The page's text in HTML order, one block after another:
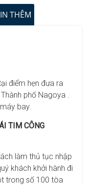
THÊM
điểm hẹn đưa ra
phố Nagoya .
bay.
TIM CÔNG
làm thủ tục nhập
khách khởi hành đi
trong số 100 tòa